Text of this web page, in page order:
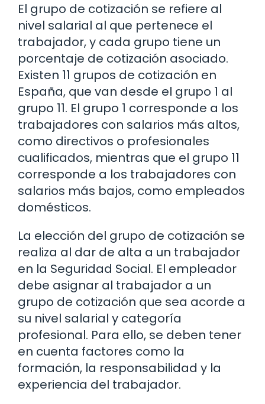
El grupo de cotización se refiere al
nivel salarial al que pertenece el
trabajador, y cada grupo tiene un
porcentaje de cotización asociado.
Existen 11 grupos de cotización en
España, que van desde el grupo 1 al
grupo 11. El grupo 1 corresponde a los
trabajadores con salarios más altos,
como directivos o profesionales
cualificados, mientras que el grupo 11
corresponde a los trabajadores con
salarios más bajos, como empleados
domésticos.
La elección del grupo de cotización se
realiza al dar de alta a un trabajador
en la Seguridad Social. El empleador
debe asignar al trabajador a un
grupo de cotización que sea acorde a
su nivel salarial y categoría
profesional. Para ello, se deben tener
en cuenta factores como la
formación, la responsabilidad y la
experiencia del trabajador.